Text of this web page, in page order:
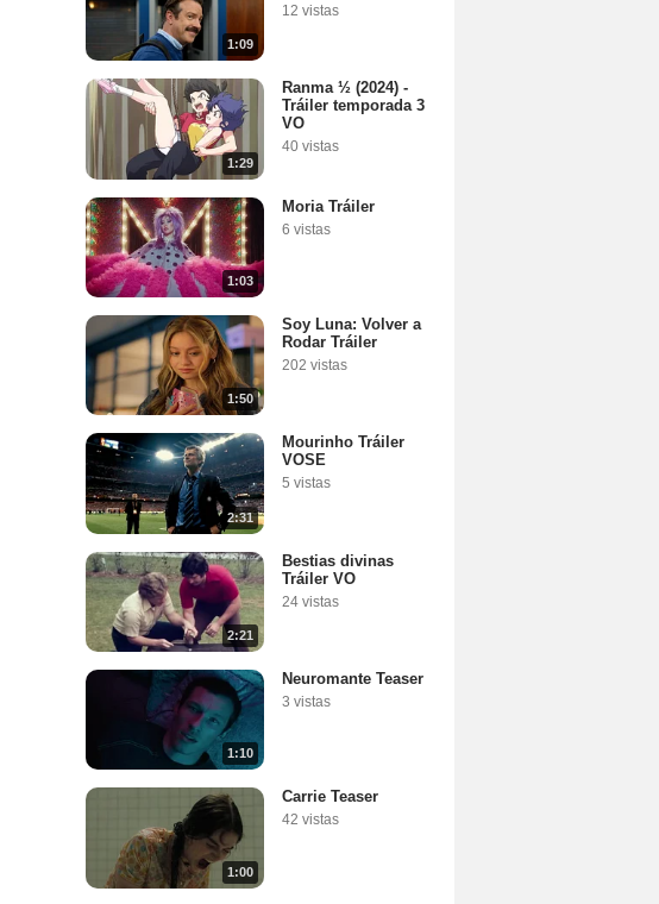
1:09
12 vistas
1:29
Ranma ½ (2024) -
Tráiler temporada 3
VO
40 vistas
1:03
Moria Tráiler
6 vistas
1:50
Soy Luna: Volver a
Rodar Tráiler
202 vistas
2:31
Mourinho Tráiler
VOSE
5 vistas
2:21
Bestias divinas
Tráiler VO
24 vistas
1:10
Neuromante Teaser
3 vistas
1:00
Carrie Teaser
42 vistas